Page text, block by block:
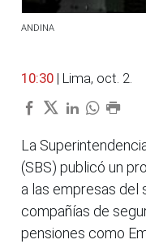
ANDINA
10:30 | Lima, oct. 2.
La
(SBS) publicó un
a las empresas del
compañías de
pensiones como